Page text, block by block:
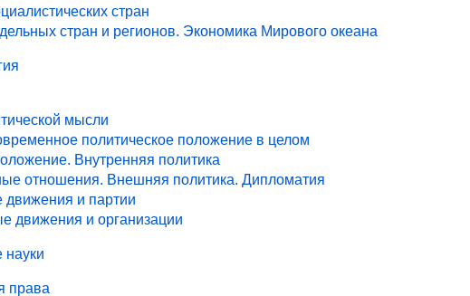
стран
стран и регионов. Экономика Мирового океана
мысли
политическое положение в целом
Внутренняя политика
отношения. Внешняя политика. Дипломатия
движения и партии
движения и организации
права